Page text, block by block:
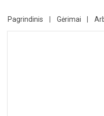
UŽKANDŽIAI
Pagrindinis Gėrimai